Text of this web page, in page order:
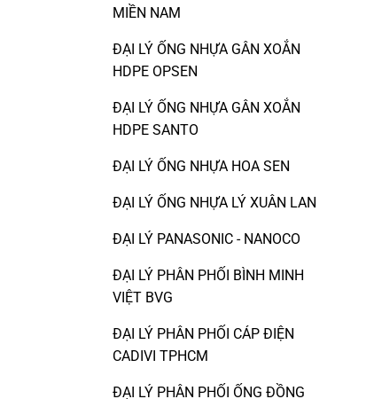
MIỀN NAM
ĐẠI LÝ ỐNG NHỰA GÂN XOẮN
HDPE OPSEN
ĐẠI LÝ ỐNG NHỰA GÂN XOẮN
HDPE SANTO
ĐẠI LÝ ỐNG NHỰA HOA SEN
ĐẠI LÝ ỐNG NHỰA LÝ XUÂN LAN
ĐẠI LÝ PANASONIC - NANOCO
ĐẠI LÝ PHÂN PHỐI BÌNH MINH
VIỆT BVG
ĐẠI LÝ PHÂN PHỐI CÁP ĐIỆN
CADIVI TPHCM
ĐẠI LÝ PHÂN PHỐI ỐNG ĐỒNG